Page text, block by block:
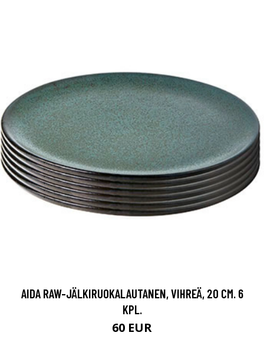
AIDA RAW-JÄLKIRUOKALAUTANEN, VIHREÄ, 20 CM. 6
KPL.
60 EUR